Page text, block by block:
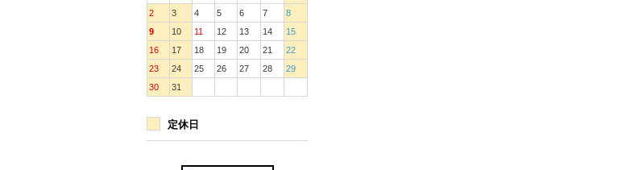
2
3 4 5 6 7
8
9
10 11 12 13 14
15
16
17 18 19 20 21
22
23
24 25 26 27 28
29
30
31
定休日